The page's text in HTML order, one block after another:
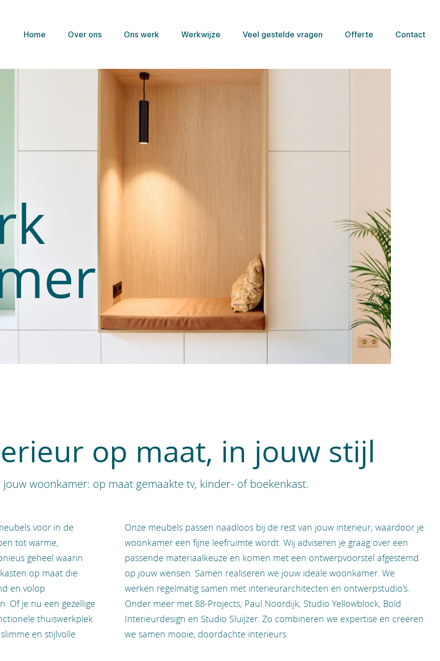
Home Over ons Ons werk Werkwijze Veel gestelde vragen Offerte Contact
op maat, in jouw stijl
jouw woonkamer: op maat gemaakte tv, kinder- of boekenkast.
voor in de
tot warme,
geheel waarin
op maat die
en volop
Of je nu een gezellige
thuiswerkplek
en stijlvolle
Onze meubels passen naadloos bij de rest van jouw interieur, waardoor je
woonkamer een fijne leefruimte wordt. Wij adviseren je graag over een
passende materiaalkeuze en komen met een ontwerpvoorstel afgestemd
op jouw wensen. Samen realiseren we jouw ideale woonkamer. We
werken regelmatig samen met interieurarchitecten en ontwerpstudio’s.
Onder meer met 88-Projects, Paul Noordijk, Studio Yellowblock, Bold
Interieurdesign en Studio Sluijzer. Zo combineren we expertise en creëren
we samen mooie, doordachte interieurs.